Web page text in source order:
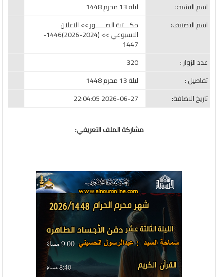
اسم النشيد::
ليلة 13 محرم 1448
اسم التصنيف:
مكـــتبة الصـــــور >> الاعلان
الاسبوعي >> (2024-2026)1446-
1447
عدد الزوار :
320
تفاصيل :
ليلة 13 محرم 1448
تاريخ الاضافة:
2026-06-27 22:04:05
مشاركة الملف التعريفي: